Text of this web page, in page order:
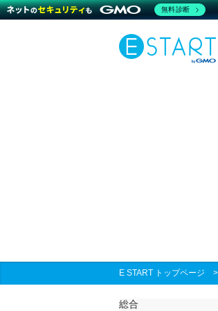
E START トップページ >
総合
無料診断